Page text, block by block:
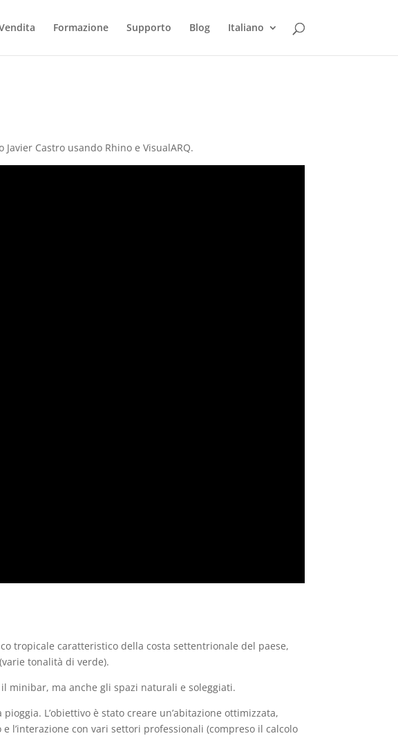
Formazione Supporto Blog Italiano
Castro usando Rhino e VisualARQ.
tropicale caratteristico della costa settentrionale del paese,
tonalità di verde).
minibar, ma anche gli spazi naturali e soleggiati.
L’obiettivo è stato creare un’abitazione ottimizzata,
l’interazione con vari settori professionali (compreso il calcolo